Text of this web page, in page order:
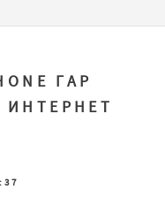
ГАР
ИНТЕРНЕТ